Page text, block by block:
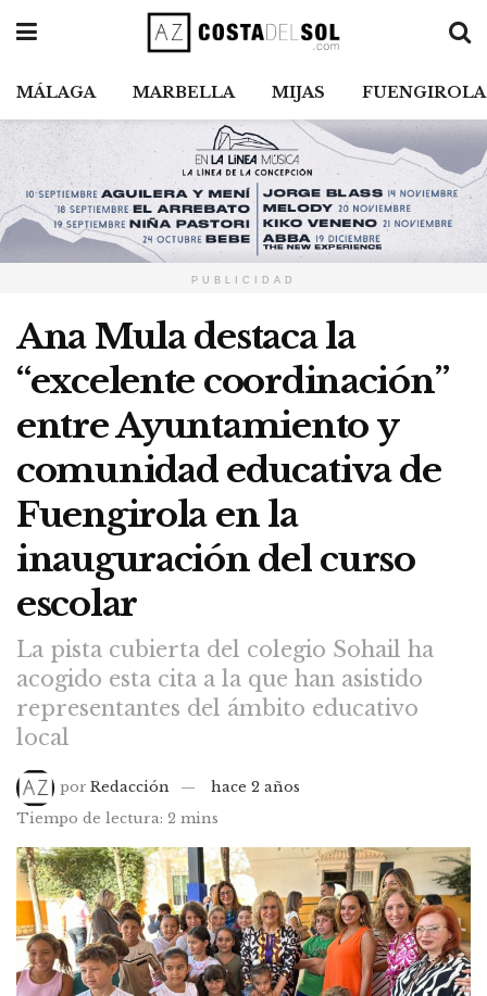
MÁLAGA MARBELLA MIJAS FUENGIROLA
PUBLICIDAD
Ana Mula destaca la
“excelente coordinación”
entre Ayuntamiento y
comunidad educativa de
Fuengirola en la
inauguración del curso
escolar
La pista cubierta del colegio Sohail ha
acogido esta cita a la que han asistido
representantes del ámbito educativo
local
por Redacción
hace 2 años
Tiempo de lectura: 2 mins